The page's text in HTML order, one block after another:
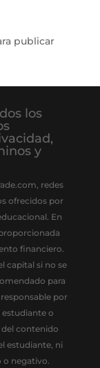
publicar
los
,
y
redes
ofrecidos por
En
financiero.
capital si no se
para
por
o
contenido
estudiante, ni
o negativo.